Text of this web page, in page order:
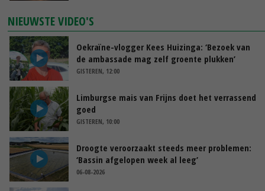
NIEUWSTE VIDEO'S
Oekraïne-vlogger Kees Huizinga: ‘Bezoek van
de ambassade mag zelf groente plukken’
GISTEREN, 12:00
Limburgse mais van Frijns doet het verrassend
goed
GISTEREN, 10:00
Droogte veroorzaakt steeds meer problemen:
‘Bassin afgelopen week al leeg’
06-08-2026